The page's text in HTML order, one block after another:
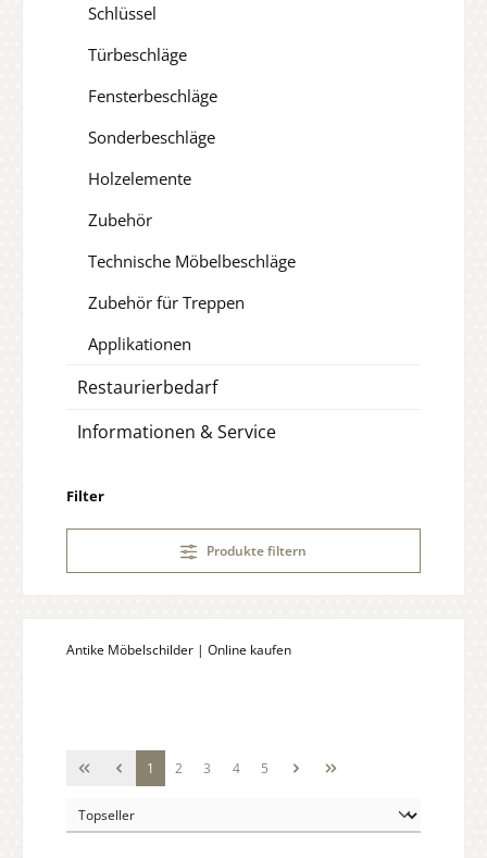
Schlüssel
Türbeschläge
Fensterbeschläge
Sonderbeschläge
Holzelemente
Zubehör
Technische Möbelbeschläge
Zubehör für Treppen
Applikationen
Restaurierbedarf
Informationen & Service
Filter
Produkte filtern
Antike Möbelschilder | Online kaufen
Seite
1 Seite
2 Seite
3 Seite
4 Seite
5